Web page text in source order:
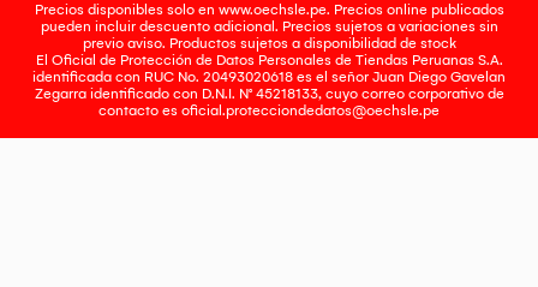
Precios disponibles solo en www.oechsle.pe. Precios online publicados
pueden incluir descuento adicional. Precios sujetos a variaciones sin
previo aviso. Productos sujetos a disponibilidad de stock
El Oficial de Protección de Datos Personales de Tiendas Peruanas S.A.
identificada con RUC No. 20493020618 es el señor Juan Diego Gavelan
Zegarra identificado con D.N.I. N° 45218133, cuyo correo corporativo de
contacto es oficial.protecciondedatos@oechsle.pe